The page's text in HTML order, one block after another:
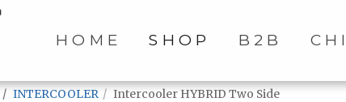
HOME SHOP B2B
INTERCOOLER Intercooler HYBRID Two Side